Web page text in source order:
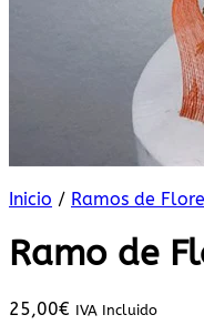
Inicio / Ramos de
Ramo de
25,00€ IVA Incluido